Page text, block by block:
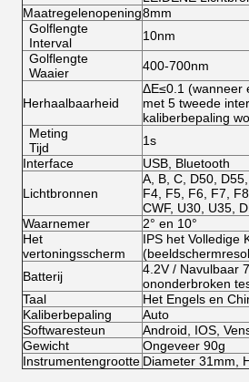
Maatregelenopening8mm
Golflengte
Interval
10nm
Golflengte
Waaier
400-700nm
Herhaalbaarheid
ΔE≤0.1 (wanneer
met 5 tweede
kaliberbepaling
Meting
Tijd
1s
Interface
USB, Bluetooth
Lichtbronnen
A, B, C, D50,
F4, F5, F6, F7,
CWF, U30, U35,
Waarnemer
2° en 10°
Het
vertoningsscherm
IPS het Volledige
Batterij
4.2V / Navulbaar
ononderbroken
Taal
Het Engels en
Kaliberbepaling
Auto
Softwaresteun
Android, IOS,
Gewicht
Ongeveer 90g
Instrumentengrootte Diameter 31mm,